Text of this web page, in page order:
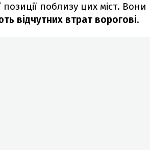
поблизу цих міст. Вони
відчутних втрат ворогові.